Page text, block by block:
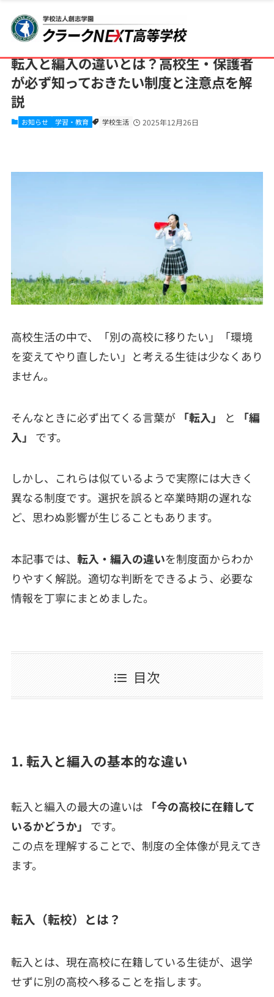
ホーム クラークNEXT高等学校 CLARK NEXT TOKYO お知らせ
転入と編入の違いとは？高校生・保護者
が必ず知っておきたい制度と注意点を解
説
お知らせ 学習・教育 学校生活 2025年12月26日
高校生活の中で、「別の高校に移りたい」「環境
を変えてやり直したい」と考える生徒は少なくあり
ません。
そんなときに必ず出てくる言葉が 「転入」 と
「編
入」
です。
しかし、これらは似ているようで実際には大きく
異なる制度です。選択を誤ると卒業時期の遅れな
ど、思わぬ影響が生じることもあります。
本記事では、 転入・編入の違いを制度面からわか
りやすく解説。適切な判断をできるよう、必要な
情報を丁寧にまとめました。
目次
1. 転入と編入の基本的な違い
転入と編入の最大の違いは
「今の高校に在籍して
いるかどうか」
です。
この点を理解することで、制度の全体像が見えてき
ます。
転入（転校）とは？
転入とは、現在高校に在籍している生徒が、退学
せずに別の高校へ移ることを指します。